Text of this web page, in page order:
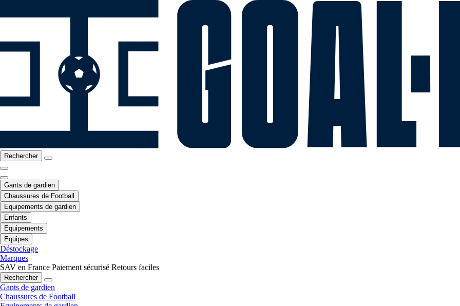
Rechercher
Gants de gardien
Chaussures de Football
Equipements de gardien
Enfants
Equipements
Equipes
Déstockage
Marques
SAV en France Paiement sécurisé Retours faciles
Rechercher
Gants de gardien
Chaussures de Football